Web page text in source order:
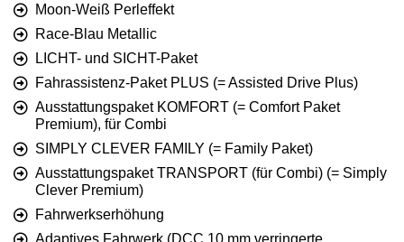
Moon-Weiß Perleffekt
Race-Blau Metallic
LICHT- und SICHT-Paket
Fahrassistenz-Paket PLUS (= Assisted Drive Plus)
Ausstattungspaket KOMFORT (= Comfort Paket
Premium), für Combi
SIMPLY CLEVER FAMILY (= Family Paket)
Ausstattungspaket TRANSPORT (für Combi) (= Simply
Clever Premium)
Fahrwerkserhöhung